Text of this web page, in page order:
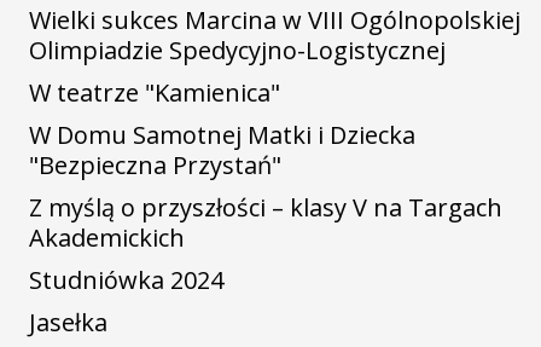
Wielki sukces Marcina w VIII Ogólnopolskiej
Olimpiadzie Spedycyjno-Logistycznej
W teatrze "Kamienica"
W Domu Samotnej Matki i Dziecka
"Bezpieczna Przystań"
Z myślą o przyszłości – klasy V na Targach
Akademickich
Studniówka 2024
Jasełka